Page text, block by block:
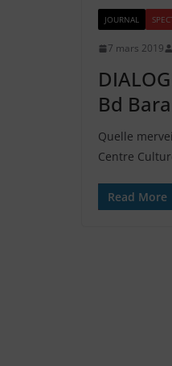
JOURNAL
7 mars 2019
Bd
Quelle
Centre
Read More